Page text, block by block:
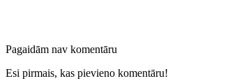
Pagaidām nav komentāru
Esi pirmais, kas pievieno komentāru!